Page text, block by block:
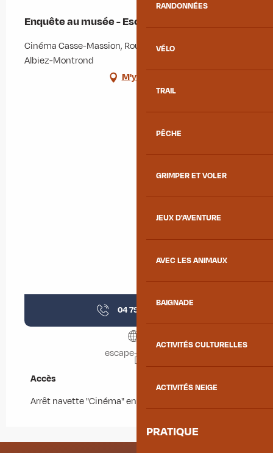
RANDONNÉES
VÉLO
TRAIL
PÊCHE
GRIMPER ET VOLER
JEUX D'AVENTURE
AVEC LES ANIMAUX
BAIGNADE
ACTIVITÉS CULTURELLES
ACTIVITÉS NEIGE
PRATIQUE
Enquête au musée - Escape Game
Cinéma Casse-Massion, Route du Mollard, 73300
Albiez-Montrond
M'y rendre
04 79 59 30
escape-kit.com
Accès
Accès
Arrêt navette "Cinéma" en saison hivernale.